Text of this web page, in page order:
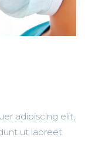
adipiscing elit,
ut laoreet